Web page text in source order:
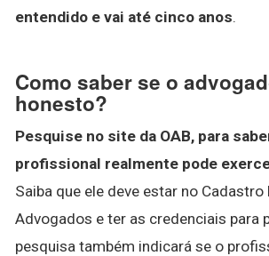
entendido e vai até cinco anos.
Como saber se o
honesto?
Pesquise no site da OAB, para
profissional realmente pode
Saiba que ele deve estar no
Advogados e ter as credenciais para
pesquisa também indicará se o